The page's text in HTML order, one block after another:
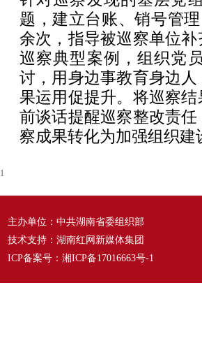
题，建立台账、销号管
余次，指导被巡察单位
巡察典型案例，组织党
讨，用身边事教育身边
果运用促提升。将巡察
前谈话提醒巡察整改责
察成果转化为加强组织
1
主办单位：中共湖南省委组织部
技术支持：湖南红网新媒体集团
ICP备案号： 湘ICP备17016663号-1